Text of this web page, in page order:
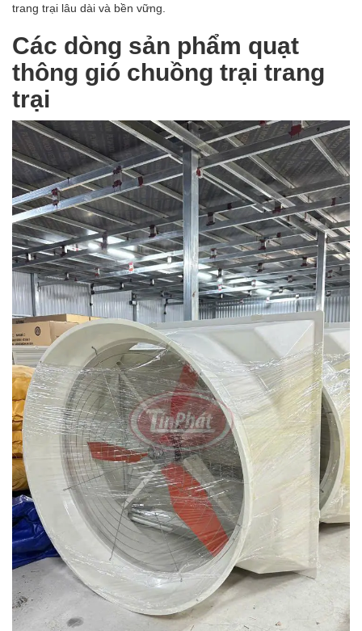
trang trại lâu dài và bền vững.
Các dòng sản phẩm quạt
thông gió chuồng trại trang
trại